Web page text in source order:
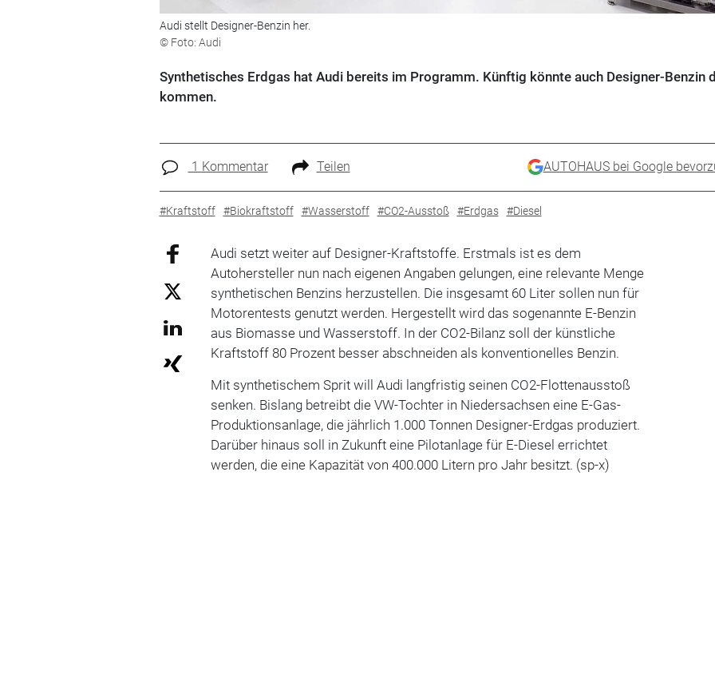
Audi stellt Designer-Benzin her.
© Foto: Audi
Synthetisches Erdgas hat Audi bereits im Programm. Künftig könnte auch Designer-Benzin
kommen.
1 Kommentar Teilen AUTOHAUS bei Google
#Kraftstoff #Biokraftstoff #Wasserstoff #CO2-Ausstoß #Erdgas #Diesel
Audi setzt weiter auf Designer-Kraftstoffe. Erstmals ist es dem
Autohersteller nun nach eigenen Angaben gelungen, eine relevante Menge
synthetischen Benzins herzustellen. Die insgesamt 60 Liter sollen nun für
Motorentests genutzt werden. Hergestellt wird das sogenannte E-Benzin
aus Biomasse und Wasserstoff. In der CO2-Bilanz soll der künstliche
Kraftstoff 80 Prozent besser abschneiden als konventionelles Benzin.
Mit synthetischem Sprit will Audi langfristig seinen CO2-Flottenausstoß
senken. Bislang betreibt die VW-Tochter in Niedersachsen eine E-Gas-
Produktionsanlage, die jährlich 1.000 Tonnen Designer-Erdgas produziert.
Darüber hinaus soll in Zukunft eine Pilotanlage für E-Diesel errichtet
werden, die eine Kapazität von 400.000 Litern pro Jahr besitzt. (sp-x)